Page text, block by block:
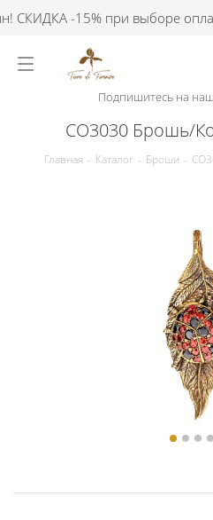
-15% при выборе
Подпишитесь на
CO3030 Брошь/
Главная - Каталог - Броши -